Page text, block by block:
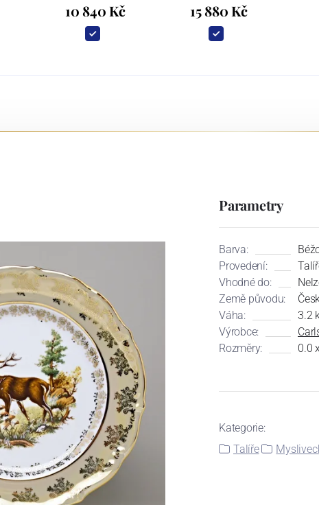
10 840 Kč 15 880 Kč
Parametry
Barva:
Provedení:
Vhodné do:
Země původu:
Váha:
3.2
Výrobce:
Rozměry:
0.0
Kategorie:
Talíře